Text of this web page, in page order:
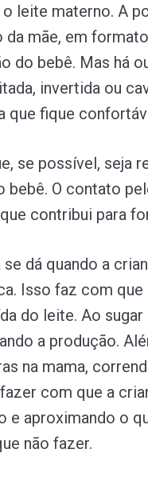
leite materno. A
mãe, em
do bebê. Mas há
invertida ou
que fique
se possível, seja
bebê. O contato
contribui para
dá quando a
Isso faz com
do leite. Ao
a produção.
na mama,
com que a
e aproximando o
não fazer.